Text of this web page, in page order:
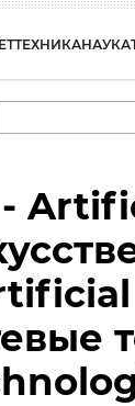
ТЕХНИКАНАУКА